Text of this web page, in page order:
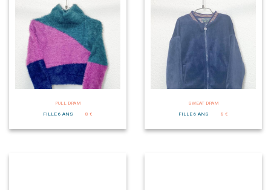
PULL DPAM
FILLE 6 ANS
8 €
SWEAT DPAM
FILLE 6 ANS
8 €